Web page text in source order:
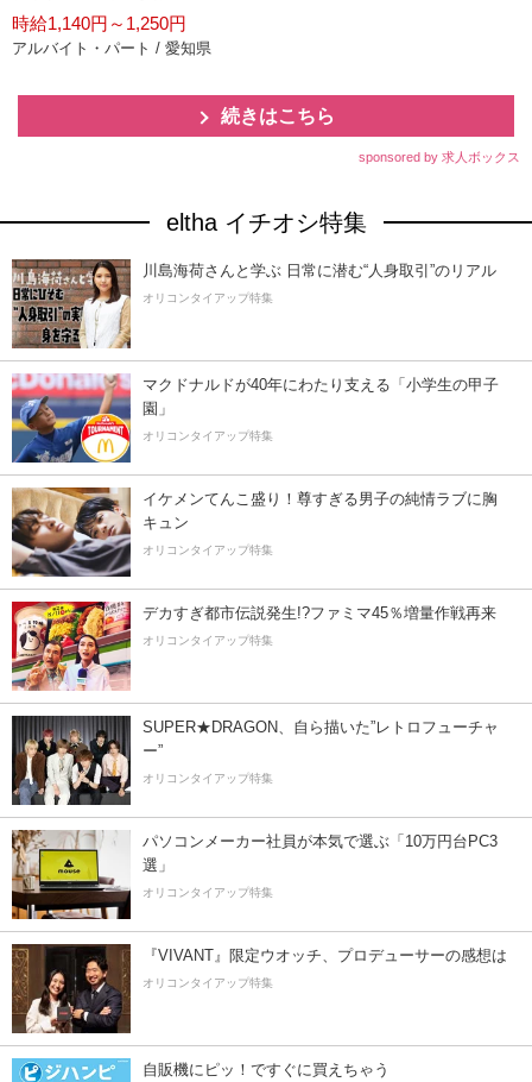
時給1,140円～1,250円
アルバイト・パート / 愛知県
続きはこちら
sponsored by 求人ボックス
eltha イチオシ特集
川島海荷さんと学ぶ 日常に潜む“人身取引”のリアル
オリコンタイアップ特集
マクドナルドが40年にわたり支える「小学生の甲子
園」
オリコンタイアップ特集
イケメンてんこ盛り！尊すぎる男子の純情ラブに胸
キュン
オリコンタイアップ特集
デカすぎ都市伝説発生!?ファミマ45％増量作戦再来
オリコンタイアップ特集
SUPER★DRAGON、自ら描いた”レトロフューチャ
ー”
オリコンタイアップ特集
パソコンメーカー社員が本気で選ぶ「10万円台PC3
選」
オリコンタイアップ特集
『VIVANT』限定ウオッチ、プロデューサーの感想は
オリコンタイアップ特集
自販機にピッ！ですぐに買えちゃう